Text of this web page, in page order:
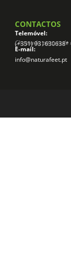
CONTACTOS
Telemóvel:
(+351) 931630638*
Chamada para rede
E-mail:
info@naturafeet.pt